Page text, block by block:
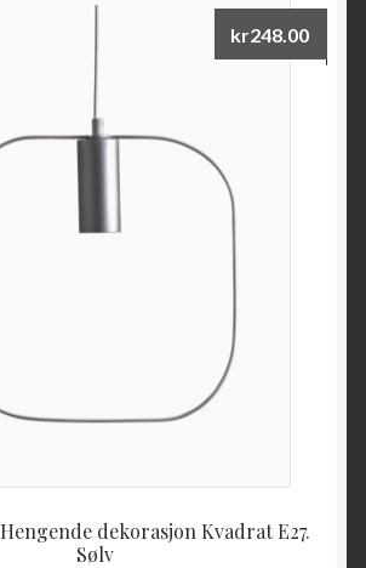
dekorasjon Kvadrat E27.
Sølv
kr248.00